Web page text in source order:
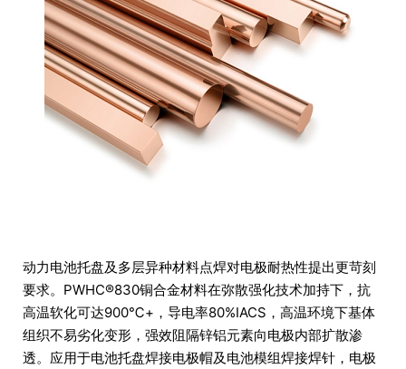
动力电池托盘及多层异种材料点焊对电极耐热性提出更苛刻
要求。PWHC®830铜合金材料在弥散强化技术加持下，抗
高温软化可达900℃+，导电率80%IACS，高温环境下基体
组织不易劣化变形，强效阻隔锌铝元素向电极内部扩散渗
透。应用于电池托盘焊接电极帽及电池模组焊接焊针，电极